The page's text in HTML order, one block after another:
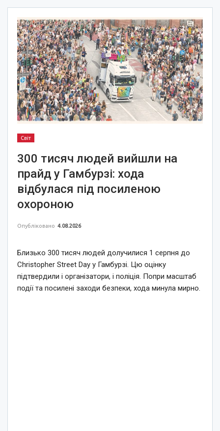
Світ
300 тисяч людей вийшли на
прайд у Гамбурзі: хода
відбулася під посиленою
охороною
Опубліковано 4.08.2026
Близько 300 тисяч людей долучилися 1 серпня до
Christopher Street Day у Гамбурзі. Цю оцінку
підтвердили і організатори, і поліція. Попри масштаб
події та посилені заходи безпеки, хода минула мирно.